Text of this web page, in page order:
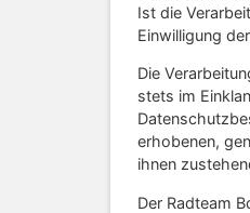
Ist die
Einwilligung
Die
stets im
erhobenen,
ihnen
Der Radteam